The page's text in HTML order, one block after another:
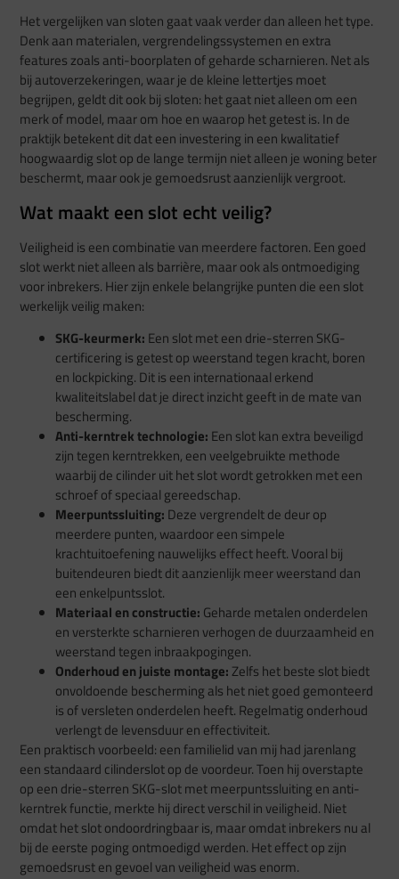
Het vergelijken van sloten gaat vaak verder dan alleen het type.
Denk aan materialen, vergrendelingssystemen en extra
features zoals anti-boorplaten of geharde scharnieren. Net als
bij autoverzekeringen, waar je de kleine lettertjes moet
begrijpen, geldt dit ook bij sloten: het gaat niet alleen om een
merk of model, maar om hoe en waarop het getest is. In de
praktijk betekent dit dat een investering in een kwalitatief
hoogwaardig slot op de lange termijn niet alleen je woning beter
beschermt, maar ook je gemoedsrust aanzienlijk vergroot.
Wat maakt een slot echt veilig?
Veiligheid is een combinatie van meerdere factoren. Een goed
slot werkt niet alleen als barrière, maar ook als ontmoediging
voor inbrekers. Hier zijn enkele belangrijke punten die een slot
werkelijk veilig maken:
SKG-keurmerk: Een slot met een drie-sterren SKG-
certificering is getest op weerstand tegen kracht, boren
en lockpicking. Dit is een internationaal erkend
kwaliteitslabel dat je direct inzicht geeft in de mate van
bescherming.
Anti-kerntrek technologie: Een slot kan extra beveiligd
zijn tegen kerntrekken, een veelgebruikte methode
waarbij de cilinder uit het slot wordt getrokken met een
schroef of speciaal gereedschap.
Meerpuntssluiting: Deze vergrendelt de deur op
meerdere punten, waardoor een simpele
krachtuitoefening nauwelijks effect heeft. Vooral bij
buitendeuren biedt dit aanzienlijk meer weerstand dan
een enkelpuntsslot.
Materiaal en constructie: Geharde metalen onderdelen
en versterkte scharnieren verhogen de duurzaamheid en
weerstand tegen inbraakpogingen.
Onderhoud en juiste montage: Zelfs het beste slot biedt
onvoldoende bescherming als het niet goed gemonteerd
is of versleten onderdelen heeft. Regelmatig onderhoud
verlengt de levensduur en effectiviteit.
Een praktisch voorbeeld: een familielid van mij had jarenlang
een standaard cilinderslot op de voordeur. Toen hij overstapte
op een drie-sterren SKG-slot met meerpuntssluiting en anti-
kerntrek functie, merkte hij direct verschil in veiligheid. Niet
omdat het slot ondoordringbaar is, maar omdat inbrekers nu al
bij de eerste poging ontmoedigd werden. Het effect op zijn
gemoedsrust en gevoel van veiligheid was enorm.